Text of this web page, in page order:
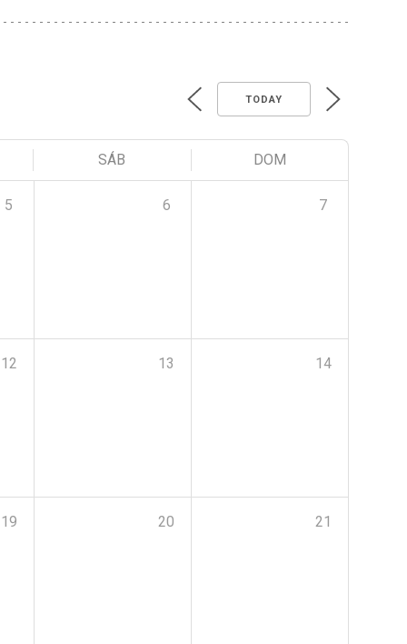
TODAY
SÁB DOM
5 6 7
12 13 14
19 20 21